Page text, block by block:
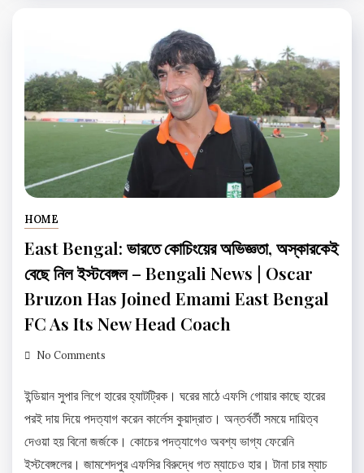
HOME
East Bengal: ভারতে কোচিংয়ের অভিজ্ঞতা, অস্কারকেই
বেছে নিল ইস্টবেঙ্গল – Bengali News | Oscar
Bruzon Has Joined Emami East Bengal
FC As Its New Head Coach
No Comments
ইন্ডিয়ান সুপার লিগে হারের হ্যাটট্রিক। ঘরের মাঠে এফসি গোয়ার কাছে হারের
পরই দায় দিয়ে পদত্যাগ করেন কার্লেস কুয়াদ্রাত। অন্তর্বর্তী সময়ে দায়িত্ব
দেওয়া হয় বিনো জর্জকে। কোচের পদত্যাগেও অবশ্য ভাগ্য ফেরেনি
ইস্টবেঙ্গলের। জামশেদপুর এফসির বিরুদ্ধে গত ম্যাচেও হার। টানা চার ম্যাচ